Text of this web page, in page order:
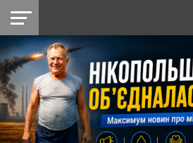
НІКОПОЛЬ
РАЙОН
СІЧЕСЛАВСЬКА
УКРАЇНА
РЕТРО
НІКОПОЛЬ
ЛАЙТ
УКРАЇНА
ДОПОМОГА
РАДІО